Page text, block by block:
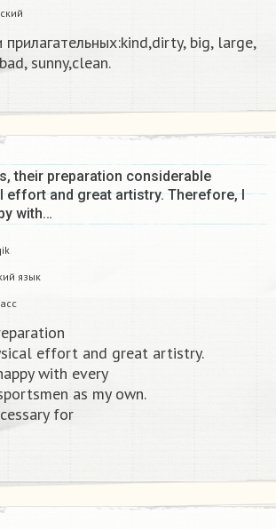
прилагательных:kind,dirty, big, large,
sunny,clean.​
their preparation considerable
effort and great artistry. Therefore, I
with…
язык
effort and great artistry.
with every
as my own.
for